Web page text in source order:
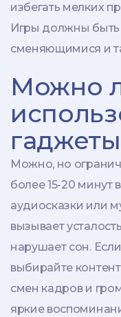
избегать мелких
Игры должны быть
сменяющимися и
Можно
Можно, но
более 15-20 минут
аудиосказки или
вызывает
нарушает сон.
выбирайте
смен кадров и
яркие